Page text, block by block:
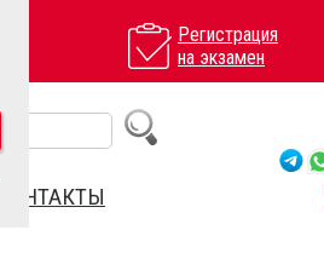
Регистрация
на экзамен
КОНТАКТЫ